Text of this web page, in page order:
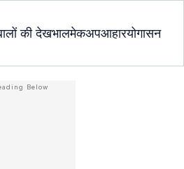
की देखभालमेकअपआहारयोगासन